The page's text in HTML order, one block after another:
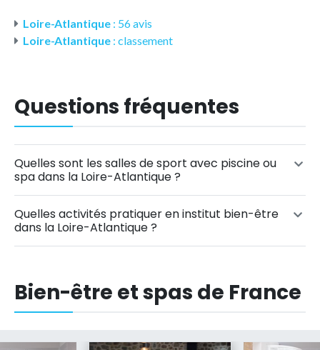
Loire-Atlantique : 56 avis
Loire-Atlantique : classement
Questions fréquentes
Quelles sont les salles de sport avec piscine ou
spa dans la Loire-Atlantique ?
Quelles activités pratiquer en institut bien-être
dans la Loire-Atlantique ?
Bien-être et spas de France